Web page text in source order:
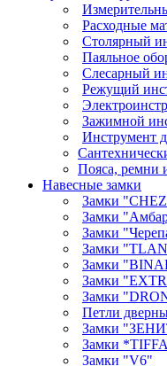
Расходные
Столярный
Паяльное
Слесарный
Режущий
Зажимной
Инструмент
Пояса, ремни
Навесные замки
Замки
Замки
Замки
Замки
Замки
Замки
Замки
Петли
Замки
Замки
Замки "V6"